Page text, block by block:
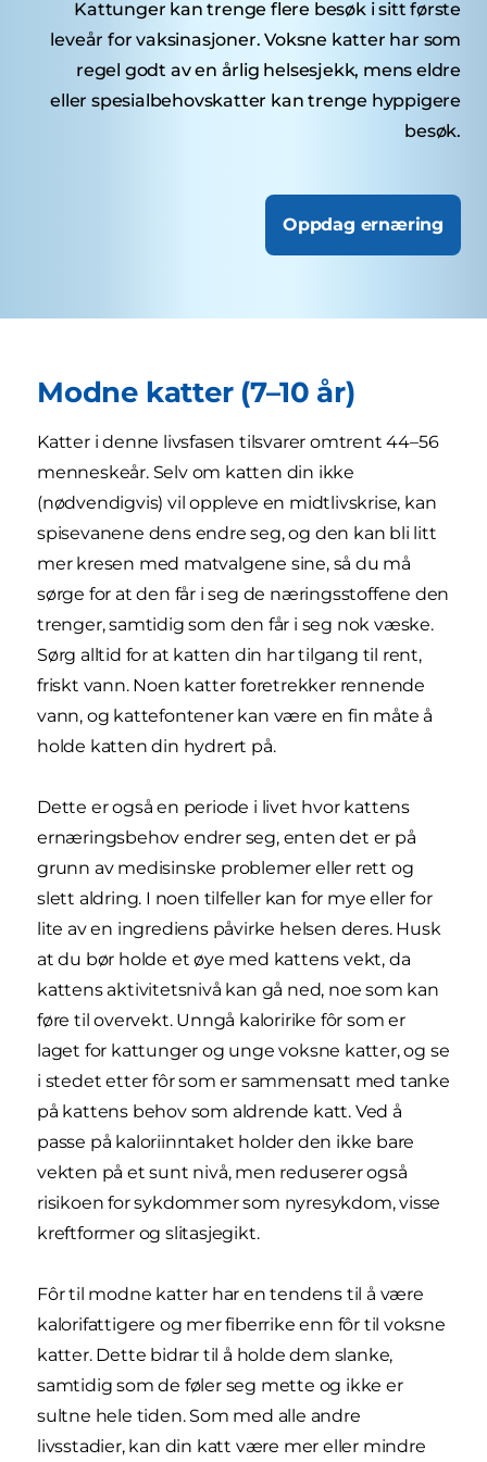
Kattunger kan trenge flere besøk i sitt første
leveår for vaksinasjoner. Voksne katter har som
regel godt av en årlig helsesjekk, mens eldre
eller spesialbehovskatter kan trenge hyppigere
besøk.
Oppdag ernæring
Modne katter (7–10 år)
Katter i denne livsfasen tilsvarer omtrent 44–56
menneskeår. Selv om katten din ikke
(nødvendigvis) vil oppleve en midtlivskrise, kan
spisevanene dens endre seg, og den kan bli litt
mer kresen med matvalgene sine, så du må
sørge for at den får i seg de næringsstoffene den
trenger, samtidig som den får i seg nok væske.
Sørg alltid for at katten din har tilgang til rent,
friskt vann. Noen katter foretrekker rennende
vann, og kattefontener kan være en fin måte å
holde katten din hydrert på.
Dette er også en periode i livet hvor kattens
ernæringsbehov endrer seg, enten det er på
grunn av medisinske problemer eller rett og
slett aldring. I noen tilfeller kan for mye eller for
lite av en ingrediens påvirke helsen deres. Husk
at du bør holde et øye med kattens vekt, da
kattens aktivitetsnivå kan gå ned, noe som kan
føre til overvekt. Unngå kaloririke fôr som er
laget for kattunger og unge voksne katter, og se
i stedet etter fôr som er sammensatt med tanke
på kattens behov som aldrende katt. Ved å
passe på kaloriinntaket holder den ikke bare
vekten på et sunt nivå, men reduserer også
risikoen for sykdommer som nyresykdom, visse
kreftformer og slitasjegikt.
Fôr til modne katter har en tendens til å være
kalorifattigere og mer fiberrike enn fôr til voksne
katter. Dette bidrar til å holde dem slanke,
samtidig som de føler seg mette og ikke er
sultne hele tiden. Som med alle andre
livsstadier, kan din katt være mer eller mindre